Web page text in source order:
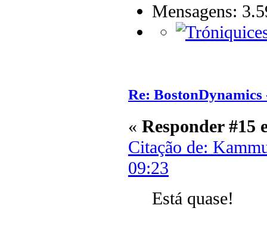
Mensagens:
Re:
« Responder #15
Citação de:
09:23
Está quase!